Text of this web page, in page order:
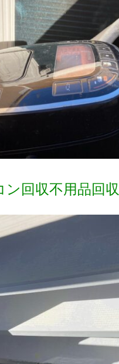
回収不用品回収